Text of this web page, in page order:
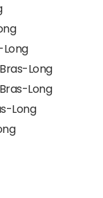
Long
Long
Long
Long